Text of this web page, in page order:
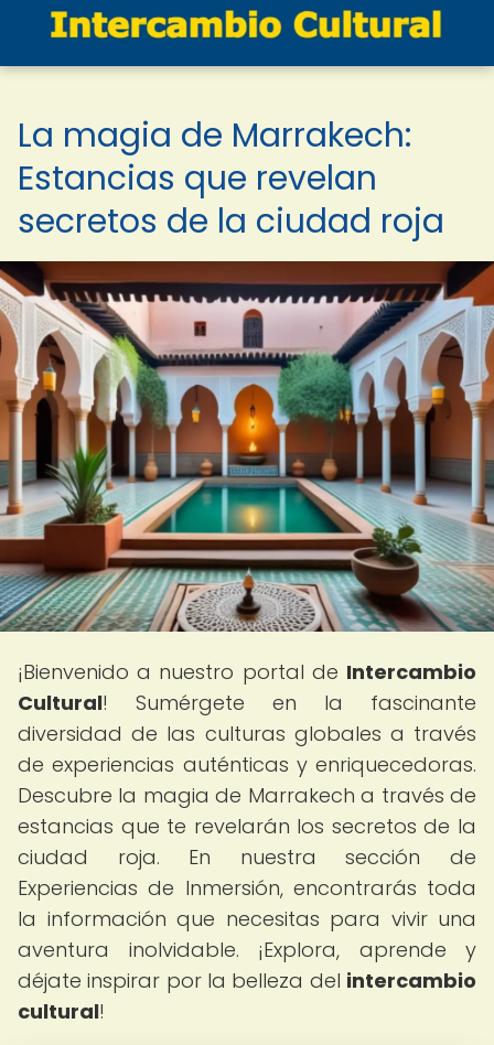
La magia de Marrakech:
Estancias que revelan
secretos de la ciudad roja
¡Bienvenido a nuestro portal de Intercambio
Cultural! Sumérgete en la fascinante
diversidad de las culturas globales a través
de experiencias auténticas y enriquecedoras.
Descubre la magia de Marrakech a través de
estancias que te revelarán los secretos de la
ciudad roja. En nuestra sección de
Experiencias de Inmersión, encontrarás toda
la información que necesitas para vivir una
aventura inolvidable. ¡Explora, aprende y
déjate inspirar por la belleza del intercambio
cultural!